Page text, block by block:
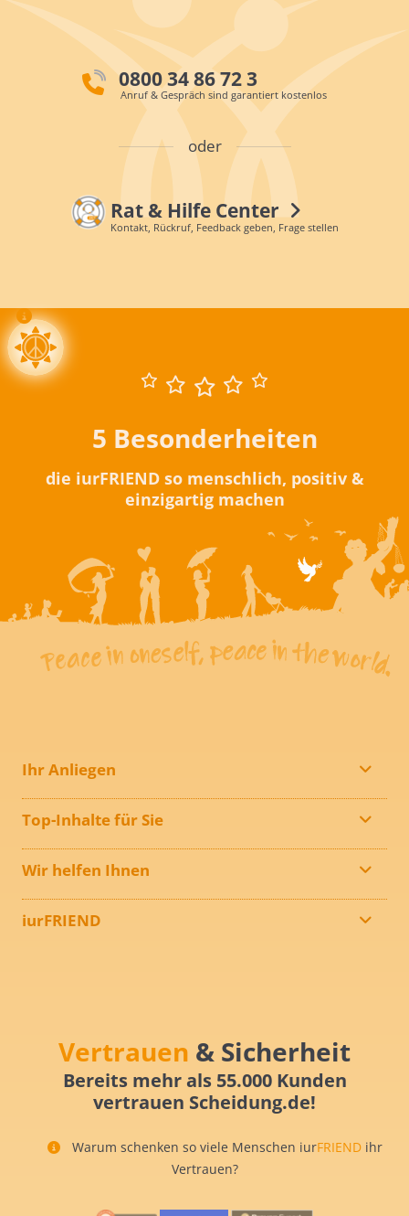
0800 34 86 72 3
Anruf & Gespräch sind garantiert kostenlos
oder
Rat & Hilfe Center
Kontakt, Rückruf, Feedback geben, Frage stellen
5 Besonderheiten
die iurFRIEND so menschlich, positiv &
einzigartig machen
Ihr Anliegen
Top-Inhalte für Sie
Wir helfen Ihnen
iurFRIEND
Vertrauen & Sicherheit
Bereits mehr als 55.000 Kunden
vertrauen Scheidung.de!
Warum schenken so viele Menschen iurFRIEND ihr
Vertrauen?